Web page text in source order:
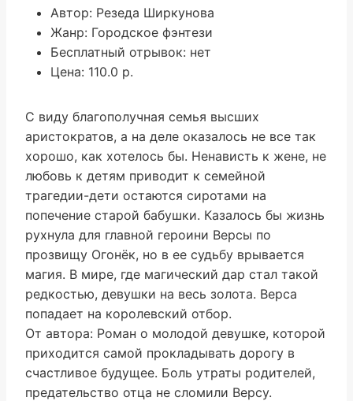
Автор: Резеда Ширкунова
Жанр: Городское фэнтези
Бесплатный отрывок: нет
Цена: 110.0 р.
С виду благополучная семья высших
аристократов, а на деле оказалось не все так
хорошо, как хотелось бы. Ненависть к жене, не
любовь к детям приводит к семейной
трагедии-дети остаются сиротами на
попечение старой бабушки. Казалось бы жизнь
рухнула для главной героини Версы по
прозвищу Огонёк, но в ее судьбу врывается
магия. В мире, где магический дар стал такой
редкостью, девушки на весь золота. Верса
попадает на королевский отбор.
От автора: Роман о молодой девушке, которой
приходится самой прокладывать дорогу в
счастливое будущее. Боль утраты родителей,
предательство отца не сломили Версу.